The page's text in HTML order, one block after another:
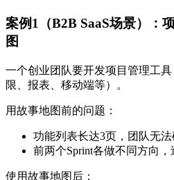
案例1（B2B SaaS场景）：
图
一个创业团队要开发项目管理工
限、报表、移动端等）。
用故事地图前的问题 ：
功能列表长达3页，团队无
前两个Sprint各做不同方向
使用故事地图后 ：